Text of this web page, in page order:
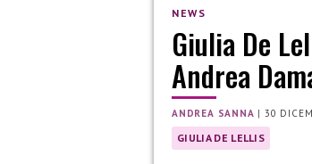
NEWS
Giulia De
Andrea
ANDREA SANNA |30
GIULIA DE LELLIS